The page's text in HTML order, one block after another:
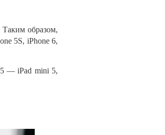
образом,
5S, iPhone 6,
— iPad mini 5,